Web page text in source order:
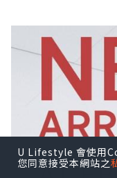
U Lifestyle 會使用
您同意接受本網站之